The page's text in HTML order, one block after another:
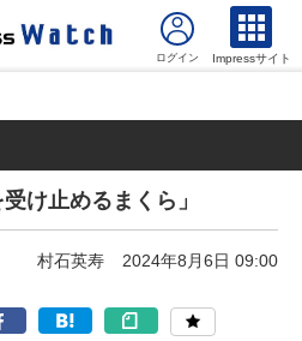
Impressサイト
け止めるまくら」
村石英寿 2024年8月6日 09:00